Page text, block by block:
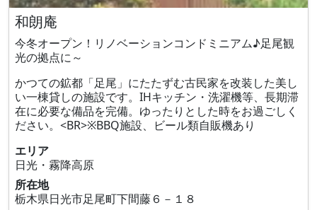
和朗庵
今冬オープン！リノベーションコンドミニアム♪足尾観
光の拠点に～
かつての鉱都「足尾」にたたずむ古民家を改装した美し
い一棟貸しの施設です。IHキッチン・洗濯機等、長期滞
在に必要な備品を完備。ゆったりとした時をお過ごしく
ださい。<BR>※BBQ施設、ビール類自販機あり
エリア
日光・霧降高原
所在地
栃木県日光市足尾町下間藤６－１８